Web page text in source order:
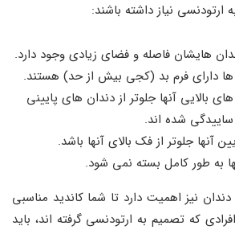
نیاز داشته باشند:
‌هایشان فاصله و فضای زیادی وجود دارد.
ها دارای فرم بد (کجی بیش از حد) هستند.
بالایی آنها جلوتر از دندان ‌های پایینی
ساییدگی شده ‌اند.
آنها جلوتر از فک بالای آنها باشد.
به طور کامل بسته نمی ‌شود.
نیز اهمیت دارد تا شما کاندید مناسبی
که تصمیم به ارتودنسی گرفته‌ اند، باید